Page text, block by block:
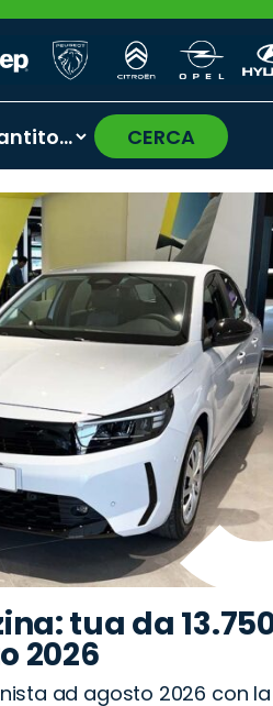
CERCA
tua da
2026
ad agosto 2026 con la